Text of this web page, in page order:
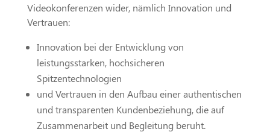
Videokonferenzen wider, nämlich Innovation und
Vertrauen:
Innovation bei der Entwicklung von
leistungsstarken, hochsicheren
Spitzentechnologien
und Vertrauen in den Aufbau einer authentischen
und transparenten Kundenbeziehung, die auf
Zusammenarbeit und Begleitung beruht.